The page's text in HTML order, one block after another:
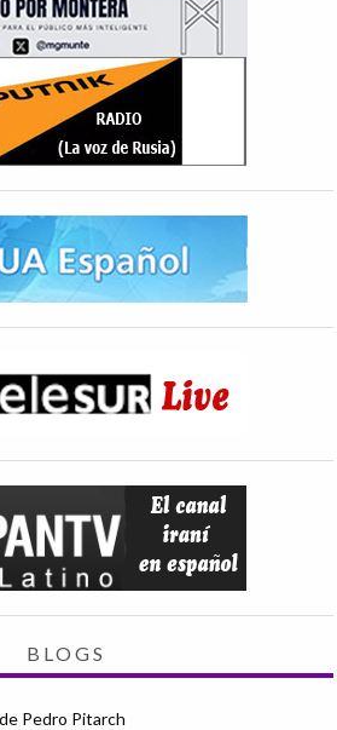
BLOGS
Pedro Pitarch